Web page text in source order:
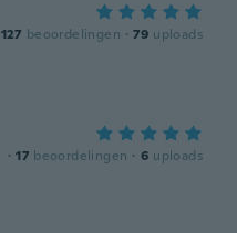
127 beoordelingen · 79 uploads
· 17 beoordelingen · 6 uploads